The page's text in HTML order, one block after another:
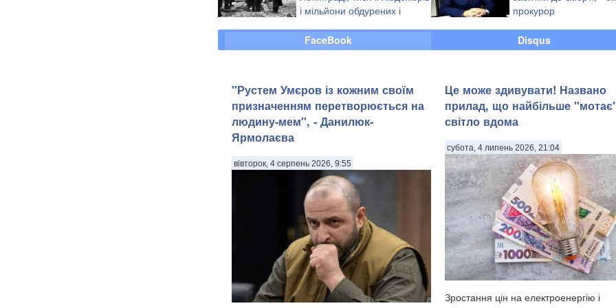
і мільйони обдурених і
прокурор
FaceBook Disqus
"Рустем Умєров із кожним своїм
призначенням перетворюється на
людину-мем", - Данилюк-
Ярмолаєва
вівторок, 4 серпень 2026, 9:55
Це може здивувати! Названо
прилад, що найбільше
світло вдома
субота, 4 липень 2026, 21:04
Зростання цін на електроенергію і